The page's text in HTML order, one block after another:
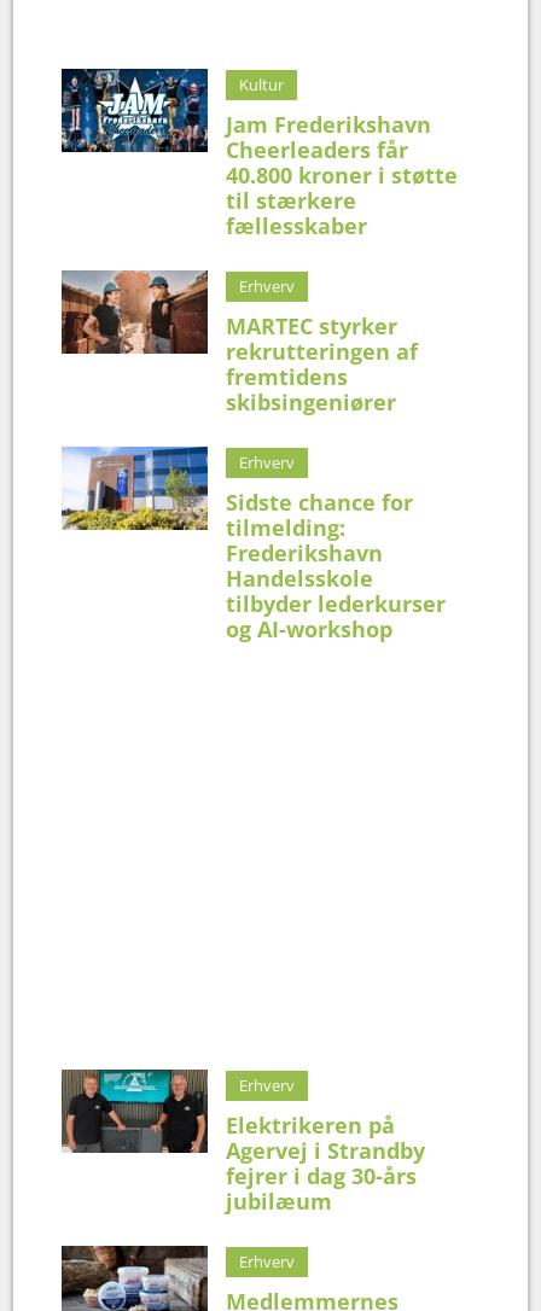
Kultur
Jam Frederikshavn
Cheerleaders får
40.800 kroner i støtte
til stærkere
fællesskaber
Erhverv
MARTEC styrker
rekrutteringen af
fremtidens
skibsingeniører
Erhverv
Sidste chance for
tilmelding:
Frederikshavn
Handelsskole
tilbyder lederkurser
og AI-workshop
Erhverv
Elektrikeren på
Agervej i Strandby
fejrer i dag 30-års
jubilæum
Erhverv
Medlemmernes